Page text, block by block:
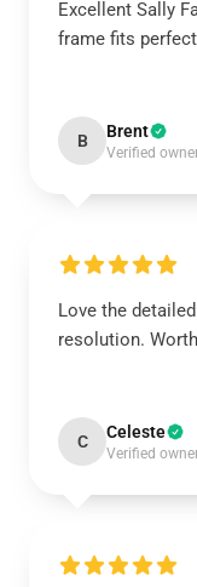
Excellent Sally
frame fits
B Brent
Verified
Love the
resolution.
C Celeste
Verified